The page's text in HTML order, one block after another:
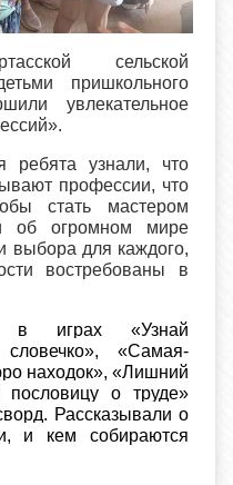
сельской
пришкольного
увлекательное
ребята узнали, что
профессии, что
стать мастером
об огромном мире
выбора для каждого,
востребованы в
в играх «Узнай
«Самая-
находок», «Лишний
пословицу о труде»
Рассказывали о
и кем собираются